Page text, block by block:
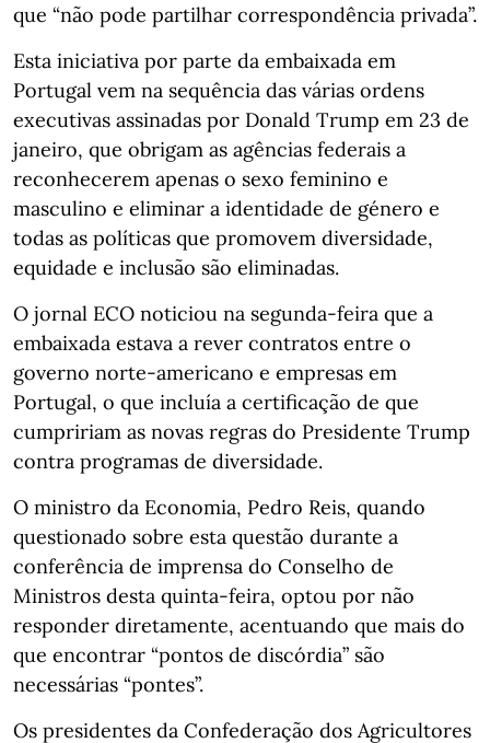
que “não pode partilhar correspondência privada”.
Esta iniciativa por parte da embaixada em
Portugal vem na sequência das várias ordens
executivas assinadas por Donald Trump em 23 de
janeiro, que obrigam as agências federais a
reconhecerem apenas o sexo feminino e
masculino e eliminar a identidade de género e
todas as políticas que promovem diversidade,
equidade e inclusão são eliminadas.
O jornal ECO noticiou na segunda-feira que a
embaixada estava a rever contratos entre o
governo norte-americano e empresas em
Portugal, o que incluía a certificação de que
cumpririam as novas regras do Presidente Trump
contra programas de diversidade.
O ministro da Economia, Pedro Reis, quando
questionado sobre esta questão durante a
conferência de imprensa do Conselho de
Ministros desta quinta-feira, optou por não
responder diretamente, acentuando que mais do
que encontrar “pontos de discórdia” são
necessárias “pontes”.
Os presidentes da Confederação dos Agricultores